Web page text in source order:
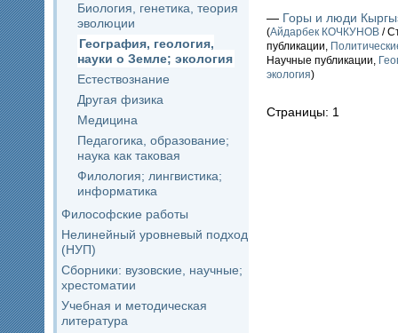
Биология, генетика, теория
эволюции
География, геология,
науки о Земле; экология
Естествознание
Другая физика
Медицина
Педагогика, образование;
наука как таковая
Филология; лингвистика;
информатика
Философские работы
Нелинейный уровневый подход
(НУП)
Сборники: вузовские, научные;
хрестоматии
Учебная и методическая
литература
— Горы и люди
(Айдарбек КОЧКУНОВ /
публикации,
Научные публикации,
экология)
Страницы: 1